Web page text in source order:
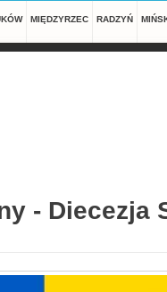
MIĘDZYRZEC RADZYŃ
- Diecezja